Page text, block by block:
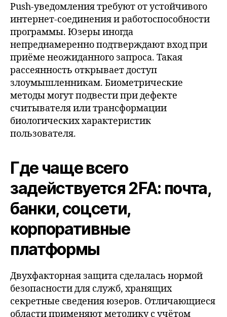
Push-уведомления требуют от устойчивого
интернет-соединения и работоспособности
программы. Юзеры иногда
непреднамеренно подтверждают вход при
приёме неожиданного запроса. Такая
рассеянность открывает доступ
злоумышленникам. Биометрические
методы могут подвести при дефекте
считывателя или трансформации
биологических характеристик
пользователя.
Где чаще всего
задействуется 2FA: почта,
банки, соцсети,
корпоративные
платформы
Двухфакторная защита сделалась нормой
безопасности для служб, хранящих
секретные сведения юзеров. Отличающиеся
области применяют методику с учётом